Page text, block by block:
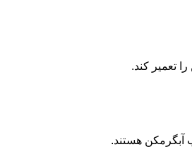
تعمیر کند.
آبگرمکن هستند.